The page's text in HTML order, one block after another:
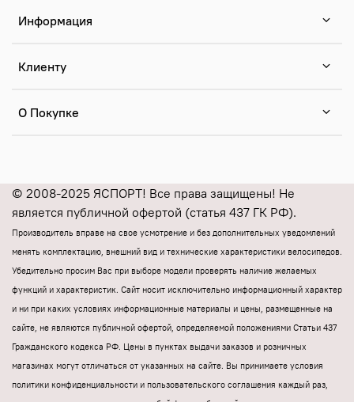
Информация
Клиенту
О Покупке
© 2008-2025 ЯСПОРТ! Все права защищены! Не
является публичной офертой (статья 437 ГК РФ).
Производитель вправе на свое усмотрение и без дополнительных уведомлений
менять комплектацию, внешний вид и технические характеристики велосипедов.
Убедительно просим Вас при выборе модели проверять наличие желаемых
функций и характеристик. Cайт носит исключительно информационный характер
и ни при каких условиях информационные материалы и цены, размещенные на
сайте, не являются публичной офертой, определяемой положениями Статьи 437
Гражданского кодекса РФ. Цены в пунктах выдачи заказов и розничных
магазинах могут отличаться от указанных на сайте. Вы принимаете условия
политики конфиденциальности и пользовательского соглашения каждый раз,